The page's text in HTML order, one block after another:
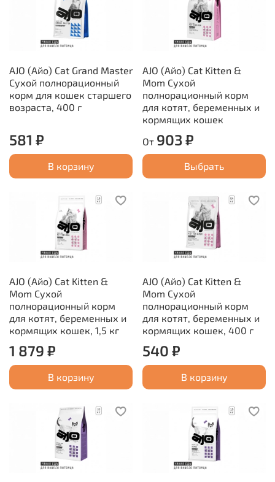
AJO (Айо) Cat Grand Master
Сухой полнорационный
корм для кошек старшего
возраста, 400 г
581 ₽
В корзину
AJO (Айо) Cat Kitten &
Mom Сухой
полнорационный корм
для котят, беременных и
кормящих кошек
От 903 ₽
Выбрать
AJO (Айо) Cat Kitten &
Mom Сухой
полнорационный корм
для котят, беременных и
кормящих кошек, 1,5 кг
1 879 ₽
В корзину
AJO (Айо) Cat Kitten &
Mom Сухой
полнорационный корм
для котят, беременных и
кормящих кошек, 400 г
540 ₽
В корзину